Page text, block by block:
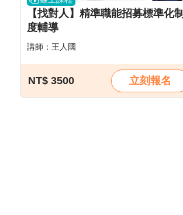
【找對人】精準職能招募標準化制
度輔導
講師：王人國
NT$ 3500 立刻報名